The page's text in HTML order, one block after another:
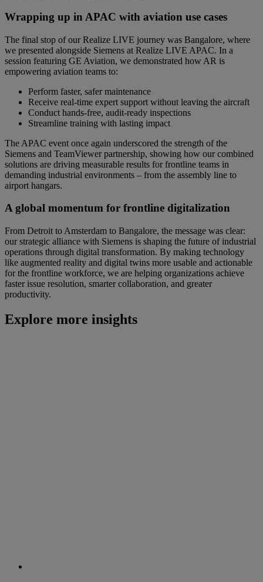
Wrapping up in APAC with aviation use cases
The final stop of our Realize LIVE journey was Bangalore, where
we presented alongside Siemens at Realize LIVE APAC. In a
session featuring GE Aviation, we demonstrated how AR is
empowering aviation teams to:
Perform faster, safer maintenance
Receive real-time expert support without leaving the aircraft
Conduct hands-free, audit-ready inspections
Streamline training with lasting impact
The APAC event once again underscored the strength of the
Siemens and TeamViewer partnership, showing how our combined
solutions are driving measurable results for frontline teams in
demanding industrial environments – from the assembly line to
airport hangars.
A global momentum for frontline digitalization
From Detroit to Amsterdam to Bangalore, the message was clear:
our strategic alliance with Siemens is shaping the future of industrial
operations through digital transformation. By making technology
like augmented reality and digital twins more usable and actionable
for the frontline workforce, we are helping organizations achieve
faster issue resolution, smarter collaboration, and greater
productivity.
Explore more insights